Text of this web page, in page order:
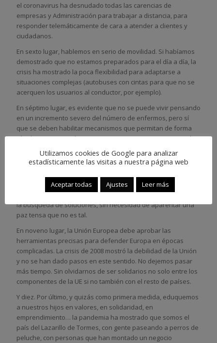
el coronavirus ha desnudado todas las carencias de
empresas y Administración para trabajar a distancia, para
responder telemáticamente de cara a atender a clientes y
ciudadanos.
En sexto lugar, hablemos en serio de movilidad. Si habíamos
demostrado que no estamos preparados para el día a día, la
crisis ha mostrado la poca flexibilidad para adaptarse a
situaciones complejas (autobuses con cintas para que no se
acerquen los usuarios al conductor, por ejemplo).
En séptimo lugar, es evidente que no se puede vivir pensando
en un incremento severo del número de enfermos, pero sí
que se deben habilitar mecanismos que permitan de forma
rápida incrementar los recursos sanitarios para proteger al
verdadero activo de un país, del mundo en general, las
personas.
tiempos catastróficos, permitan reunir a los expertos de
cualquier ideología, y que los distintos partidos colaboren en
la búsqueda de soluciones, sin necesidad de aparentar una
paz tensa que no es tal.
En noveno lugar, la Unión Europea debe aprobar las
herramientas precisas para defender Europa en épocas
complicadas. La crisis de 2008 mostró la debilidad de la Unión
y no se han dado pasos en este sentido. No dejemos pasar
más tiempo. Sin olvidarnos de ser solidarios no solo entre los
componentes de la UE si no también con el resto de países.
Y diez. Por último, y quizás como primera medida, eduquemos
a nuestros hijos en valores, en solidaridad, en
emprendimiento… la pandemia ha mostrado que somos el
país del Lazarillo de Tormes, con gente paseando a perros de
peluche, con personas que han montado un negocio
Utilizamos cookies de Google para analizar
estadísticamente las visitas a nuestra página web
Aceptar todas Ajustes Leer más